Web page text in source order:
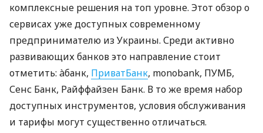
комплексные решения на топ уровне. Этот обзор о
сервисах уже доступных современному
предпринимателю из Украины. Среди активно
развивающих банков это направление стоит
отметить: àбанк, ПриватБанк, monobank, ПУМБ,
Сенс Банк, Райффайзен Банк. В то же время набор
доступных инструментов, условия обслуживания
и тарифы могут существенно отличаться.